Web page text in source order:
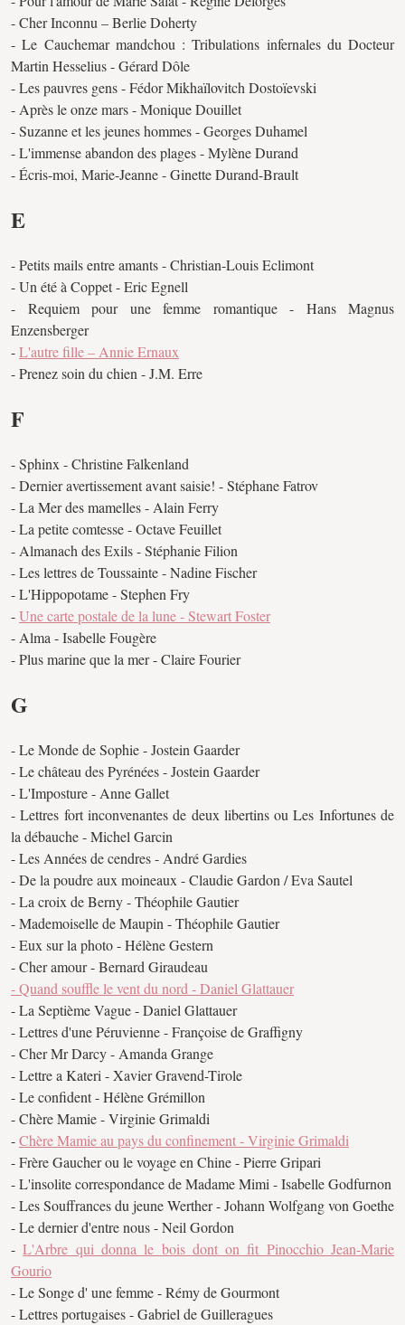
- Cher Inconnu – Berlie Doherty
- Le Cauchemar mandchou : Tribulations infernales du Docteur
Martin Hesselius - Gérard Dôle
- Les pauvres gens - Fédor Mikhaïlovitch Dostoïevski
- Après le onze mars - Monique Douillet
- Suzanne et les jeunes hommes - Georges Duhamel
- L'immense abandon des plages - Mylène Durand
- Écris-moi, Marie-Jeanne - Ginette Durand-Brault
E
- Petits mails entre amants - Christian-Louis Eclimont
- Un été à Coppet - Eric Egnell
- Requiem pour une femme romantique - Hans Magnus
Enzensberger
-L'autre fille – Annie Ernaux
- Prenez soin du chien - J.M. Erre
F
- Sphinx - Christine Falkenland
- Dernier avertissement avant saisie! - Stéphane Fatrov
- La Mer des mamelles - Alain Ferry
- La petite comtesse - Octave Feuillet
- Almanach des Exils - Stéphanie Filion
- Les lettres de Toussainte - Nadine Fischer
- L'Hippopotame - Stephen Fry
-Une carte postale de la lune - Stewart Foster
- Alma - Isabelle Fougère
- Plus marine que la mer - Claire Fourier
G
- Le Monde de Sophie - Jostein Gaarder
- Le château des Pyrénées - Jostein Gaarder
- L'Imposture - Anne Gallet
- Lettres fort inconvenantes de deux libertins ou Les Infortunes de
la débauche - Michel Garcin
- Les Années de cendres - André Gardies
- De la poudre aux moineaux - Claudie Gardon / Eva Sautel
- La croix de Berny - Théophile Gautier
- Mademoiselle de Maupin - Théophile Gautier
- Eux sur la photo - Hélène Gestern
- Cher amour - Bernard Giraudeau
- Quand souffle le vent du nord - Daniel Glattauer
- La Septième Vague - Daniel Glattauer
- Lettres d'une Péruvienne - Françoise de Graffigny
- Cher Mr Darcy - Amanda Grange
- Lettre a Kateri - Xavier Gravend-Tirole
- Le confident - Hélène Grémillon
- Chère Mamie - Virginie Grimaldi
-Chère Mamie au pays du confinement - Virginie Grimaldi
- Frère Gaucher ou le voyage en Chine - Pierre Gripari
- L'insolite correspondance de Madame Mimi - Isabelle Godfurnon
- Les Souffrances du jeune Werther - Johann Wolfgang von Goethe
- Le dernier d'entre nous - Neil Gordon
-L'Arbre qui donna le bois dont on fit Pinocchio Jean-Marie
Gourio
- Le Songe d' une femme - Rémy de Gourmont
- Lettres portugaises - Gabriel de Guilleragues